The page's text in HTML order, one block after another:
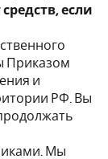
если
Приказом
и
РФ. Вы
Мы